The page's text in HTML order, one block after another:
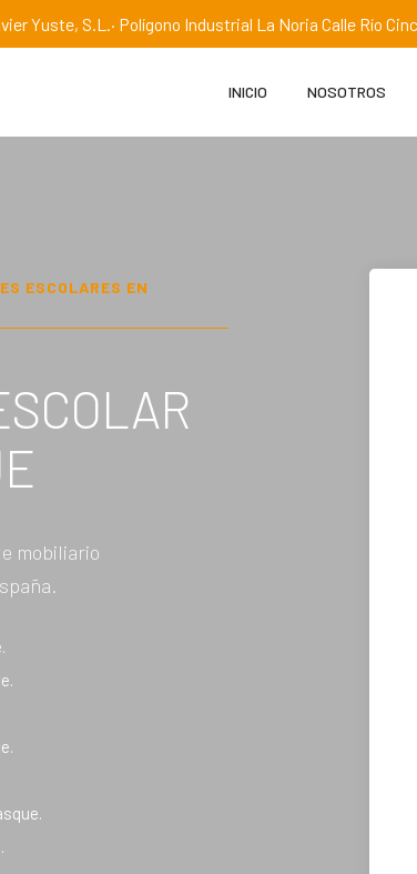
Yuste, S.L.· Polígono Industrial La Noria Calle Río
INICIO NOSOTROS
ESCOLARES EN
mobiliario